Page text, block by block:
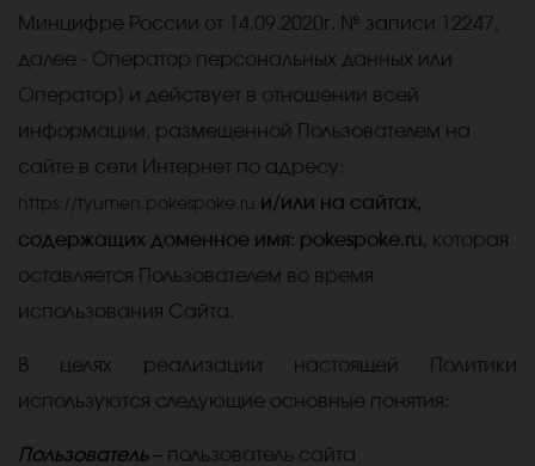
Минцифре России от 14.09.2020г. № записи 12247,
далее - Оператор персональных данных или
Оператор) и действует в отношении всей
информации, размещенной Пользователем на
сайте в сети Интернет по адресу:
https://tyumen.pokespoke.ru и/или на сайтах,
содержащих доменное имя: pokespoke.ru, которая
оставляется Пользователем во время
использования Сайта.
В целях реализации настоящей Политики
используются следующие основные понятия:
Пользователь – пользователь сайта